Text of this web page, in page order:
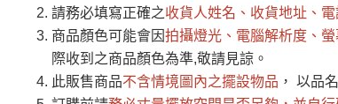
請務必填寫正確之收貨人姓名、收貨地址、電
商品顏色可能會因拍攝燈光、電腦解析度、
際收到之商品顏色為準,敬請見諒。
此販售商品不含情境圖內之擺設物品 ， 以品
運送地區
認商品是否有「現貨」與 「金額」。
若商品價格或庫存有異常，商家有權取
接單後二日內(不含例假日)，我們客
全部 依評